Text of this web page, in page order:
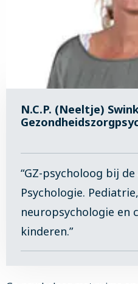
N.C.P. (Neeltje)
“GZ-psycholoog bij
Psychologie.
neuropsychologie en
kinderen.”